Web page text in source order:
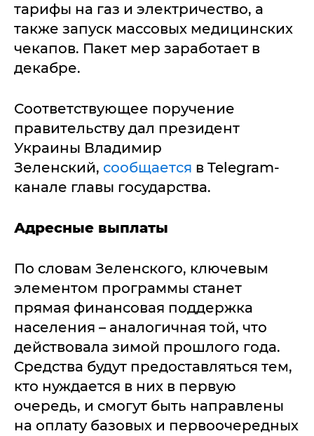
тарифы на газ и электричество, а
также запуск массовых медицинских
чекапов. Пакет мер заработает в
декабре.
Соответствующее поручение
правительству дал президент
Украины Владимир
Зеленский, сообщается в Telegram-
канале главы государства.
Адресные выплаты
По словам Зеленского, ключевым
элементом программы станет
прямая финансовая поддержка
населения – аналогичная той, что
действовала зимой прошлого года.
Средства будут предоставляться тем,
кто нуждается в них в первую
очередь, и смогут быть направлены
на оплату базовых и первоочередных